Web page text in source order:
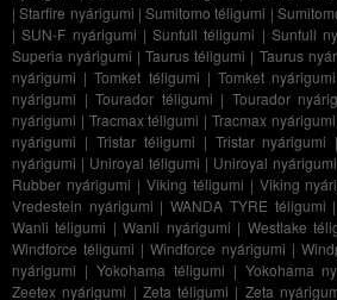
|Starfire nyárigumi |Sumitomo téligumi |
|SUN-F nyárigumi | Sunfull téligumi | Sunfull
Superia nyárigumi |Taurus téligumi | Taurus
nyárigumi |Tomket téligumi | Tomket nyárigumi
nyárigumi |Tourador téligumi | Tourador
nyárigumi | Tracmax téligumi |Tracmax nyárigumi
nyárigumi | Tristar téligumi | Tristar nyárigumi |
nyárigumi | Uniroyal téligumi | Uniroyal nyárigumi
Rubber nyárigumi | Viking téligumi | Viking
Vredestein nyárigumi |WANDA TYRE téligumi |
Wanli téligumi |Wanli nyárigumi | Westlake
Windforce téligumi | Windforce nyárigumi |
nyárigumi | Yokohama téligumi | Yokohama
Zeetex nyárigumi | Zeta téligumi | Zeta